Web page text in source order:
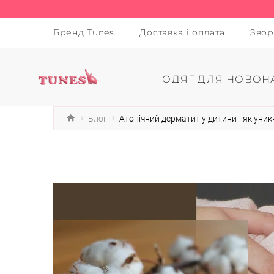
Бренд Tunes Доставка і оплата
ОДЯГ ДЛЯ
Блог Атопічний дерматит у дитини - як